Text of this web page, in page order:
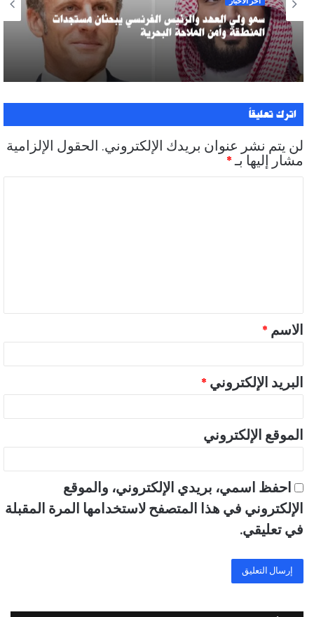
آخر الأخبار
سمو ولي العهد والرئيس الفرنسي يبحثان مستجدات
المنطقة وأمن الملاحة البحرية
اترك تعليقاً
لن يتم نشر عنوان بريدك الإلكتروني. الحقول الإلزامية
مشار إليها بـ*
ق
*
الاسم *
البريد الإلكتروني *
الموقع الإلكتروني
احفظ اسمي، بريدي الإلكتروني، والموقع
الإلكتروني في هذا المتصفح لاستخدامها المرة المقبلة
في تعليقي.